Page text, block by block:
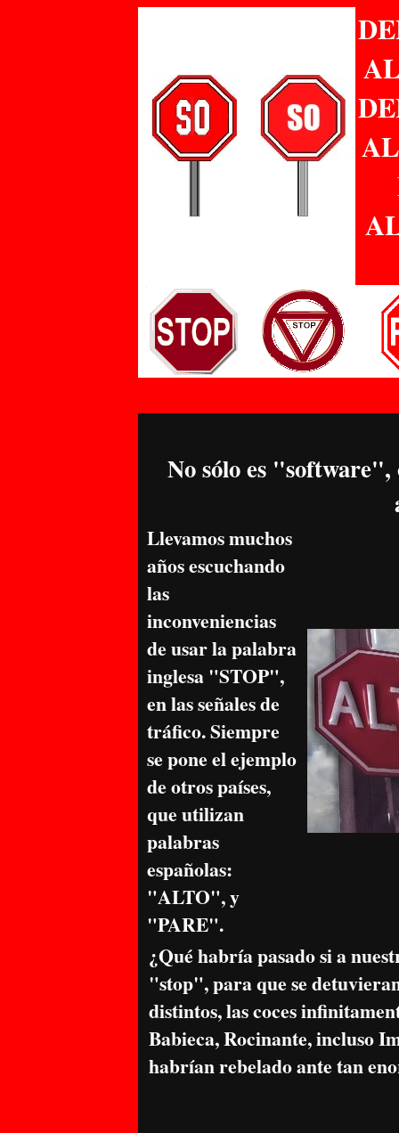
No sólo es
Llevamos muchos
años escuchando
las
inconveniencias
de usar la palabra
inglesa "STOP",
en las señales de
tráfico. Siempre
se pone el ejemplo
de otros países,
que utilizan
palabras
españolas:
"ALTO", y
"PARE".
¿Qué habría pasado si a
"stop", para que se
distintos, las coces
Babieca, Rocinante, incluso
habrían rebelado ante tan